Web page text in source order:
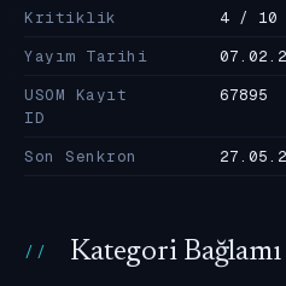
Kritiklik
4 / 10
Yayım Tarihi
USOM Kayıt
ID
67895
Son Senkron
Kategori Bağlamı